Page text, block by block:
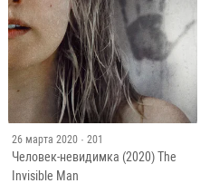
26 марта 2020 · 201
Человек-невидимка (2020) The
Invisible Man